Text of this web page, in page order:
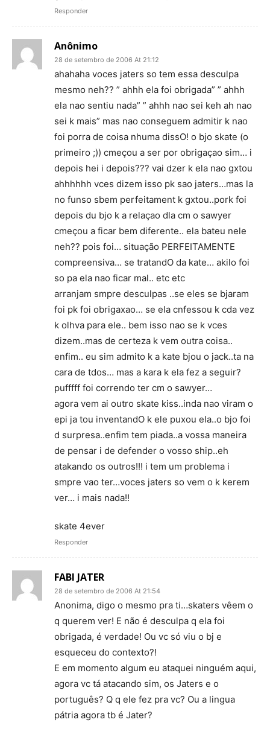
Responder
Anônimo
28 de setembro de 2006 At 21:12
ahahaha voces jaters so tem essa desculpa
mesmo neh?? ” ahhh ela foi obrigada” ” ahhh
ela nao sentiu nada” ” ahhh nao sei keh ah nao
sei k mais” mas nao conseguem admitir k nao
foi porra de coisa nhuma dissO! o bjo skate (o
primeiro ;)) cmeçou a ser por obrigaçao sim… i
depois hei i depois??? vai dzer k ela nao gxtou
ahhhhhh vces dizem isso pk sao jaters…mas la
no funso sbem perfeitament k gxtou..pork foi
depois du bjo k a relaçao dla cm o sawyer
cmeçou a ficar bem diferente.. ela bateu nele
neh?? pois foi… situação PERFEITAMENTE
compreensiva… se tratandO da kate… akilo foi
so pa ela nao ficar mal.. etc etc
arranjam smpre desculpas ..se eles se bjaram
foi pk foi obrigaxao… se ela cnfessou k cda vez
k olhva para ele.. bem isso nao se k vces
dizem..mas de certeza k vem outra coisa..
enfim.. eu sim admito k a kate bjou o jack..ta na
cara de tdos… mas a kara k ela fez a seguir?
pufffff foi correndo ter cm o sawyer…
agora vem ai outro skate kiss..inda nao viram o
epi ja tou inventandO k ele puxou ela..o bjo foi
d surpresa..enfim tem piada..a vossa maneira
de pensar i de defender o vosso ship..eh
atakando os outros!!! i tem um problema i
smpre vao ter…voces jaters so vem o k kerem
ver… i mais nada!!
skate 4ever
Responder
FABI JATER
28 de setembro de 2006 At 21:54
Anonima, digo o mesmo pra ti…skaters vêem o
q querem ver! E não é desculpa q ela foi
obrigada, é verdade! Ou vc só viu o bj e
esqueceu do contexto?!
E em momento algum eu ataquei ninguém aqui,
agora vc tá atacando sim, os Jaters e o
português? Q q ele fez pra vc? Ou a lingua
pátria agora tb é Jater?